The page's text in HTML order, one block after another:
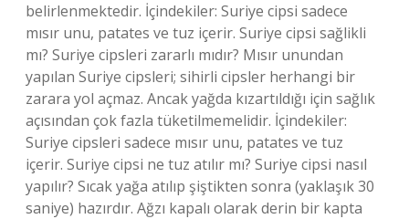
belirlenmektedir. İçindekiler: Suriye cipsi sadece
mısır unu, patates ve tuz içerir. Suriye cipsi sağlikli
mı? Suriye cipsleri zararlı mıdır? Mısır unundan
yapılan Suriye cipsleri; sihirli cipsler herhangi bir
zarara yol açmaz. Ancak yağda kızartıldığı için sağlık
açısından çok fazla tüketilmemelidir. İçindekiler:
Suriye cipsleri sadece mısır unu, patates ve tuz
içerir. Suriye cipsi ne tuz atılır mı? Suriye cipsi nasıl
yapılır? Sıcak yağa atılıp şiştikten sonra (yaklaşık 30
saniye) hazırdır. Ağzı kapalı olarak derin bir kapta